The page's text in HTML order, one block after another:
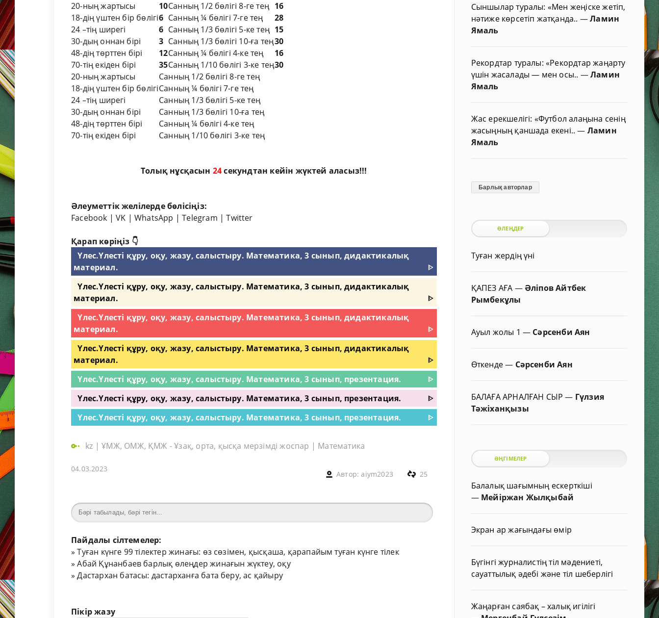
20-ның жартысы 10Санның 1/2 бөлігі 8-ге тең 16
18-дің үштен бір бөлігі6 Санның ¼ бөлігі 7-ге тең
28
24 –тің ширегі
6 Санның 1/3 бөлігі 5-ке тең 15
30-дың оннан бірі
3 Санның 1/3 бөлігі 10-ға тең30
48-дің төрттен бірі
12Санның ¼ бөлігі 4-ке тең
16
70-тің екіден бірі
35Санның 1/10 бөлігі 3-ке тең30
20-ның жартысы
Санның 1/2 бөлігі 8-ге тең
18-дің үштен бір бөлігіСанның ¼ бөлігі 7-ге тең
24 –тің ширегі
Санның 1/3 бөлігі 5-ке тең
30-дың оннан бірі
Санның 1/3 бөлігі 10-ға тең
48-дің төрттен бірі
Санның ¼ бөлігі 4-ке тең
70-тің екіден бірі
Санның 1/10 бөлігі 3-ке тең
Толық нұсқасын 23секундтан кейін жүктей аласыз!!!
Әлеуметтік желілерде бөлісіңіз:
Facebook |VK |WhatsApp |Telegram |Twitter
Қарап көріңіз 👇
Үлес.Үлесті құру, оқу, жазу, салыстыру. Математика, 3 сынып, дидактикалық
материал.
ᐈ
Үлес.Үлесті құру, оқу, жазу, салыстыру. Математика, 3 сынып, дидактикалық
материал.
ᐈ
Үлес.Үлесті құру, оқу, жазу, салыстыру. Математика, 3 сынып, дидактикалық
материал.
ᐈ
Үлес.Үлесті құру, оқу, жазу, салыстыру. Математика, 3 сынып, дидактикалық
материал.
ᐈ
Үлес.Үлесті құру, оқу, жазу, салыстыру. Математика, 3 сынып, презентация.
ᐈ
Үлес.Үлесті құру, оқу, жазу, салыстыру. Математика, 3 сынып, презентация.
ᐈ
Үлес.Үлесті құру, оқу, жазу, салыстыру. Математика, 3 сынып, презентация.
ᐈ
kz |ҰМЖ, ОМЖ, ҚМЖ - Ұзақ, орта, қысқа мерзімді жоспар | Математика
04.03.2023
Автор:aiym2023 25
Пайдалы сілтемелер:
»Туған күнге 99 тілектер жинағы: өз сөзімен, қысқаша, қарапайым туған күнге тілек
»Абай Құнанбаев барлық өлеңдер жинағын жүктеу, оқу
»Дастархан батасы: дастарханға бата беру, ас қайыру
Пікір жазу
Сыншылар туралы: «Мен жеңіске жетіп,
нәтиже көрсетіп жатқанда.. —Ламин
Ямаль
Рекордтар туралы: «Рекордтар жаңарту
үшін жасалады — мен осы.. —Ламин
Ямаль
Жас ерекшелігі: «Футбол алаңына сенің
жасыңның қаншада екені..— Ламин
Ямаль
Барлық авторлар
ӨЛЕҢДЕР
Туған жердің үні
ҚАПЕЗ АҒА — Әліпов Айтбек
Рымбекұлы
Ауыл жолы 1 — Сәрсенби Аян
Өткенде— Сәрсенби Аян
БАЛАҒА АРНАЛҒАН СЫР— Гүлзия
Тәжіханқызы
ӘҢГІМЕЛЕР
Балалық шағымның ескерткіші
— Мейіржан Жылқыбай
Экран ар жағындағы өмір
Бүгінгі журналистің тіл мәдениеті,
сауаттылық әдебі және тіл шеберлігі
Жаңарған саябақ – халық игілігі